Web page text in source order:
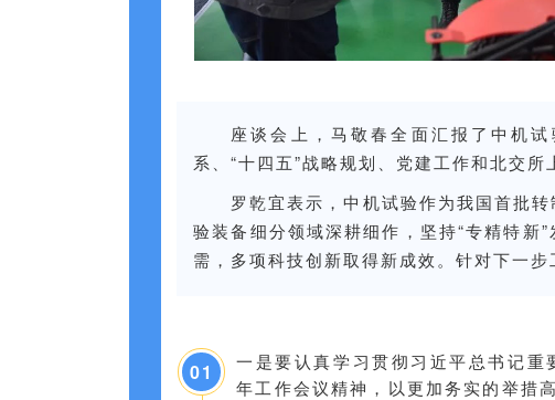
座谈会上，马敬春全面汇报了中机
系、“十四五”战略规划、党建工作和北交所
罗乾宜表示，中机试验作为我国首批
验装备细分领域深耕细作，坚持“专精特新
需，多项科技创新取得新成效。针对下一步
01
一是要认真学习贯彻习近平总书记
年工作会议精神，以更加务实的举措